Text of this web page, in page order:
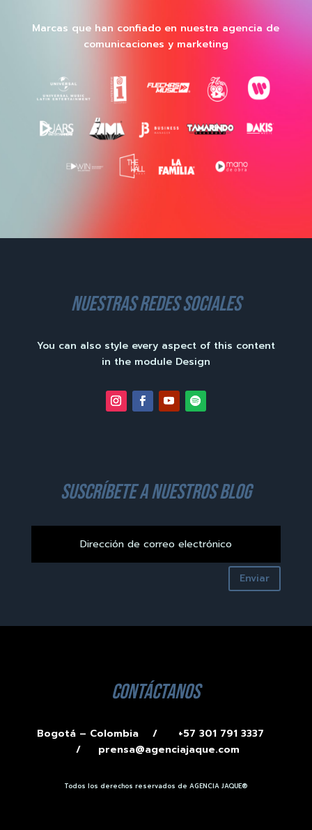
Marcas que han confiado en nuestra agencia de
comunicaciones y marketing
nuestras redes sociales
You can also style every aspect of this content
in the module Design
suscríbete a nuestros blog
Enviar
contáctanos
Bogotá – Colombia /
+57 301 791 3337
/ prensa@agenciajaque.com
Todos los derechos reservados de AGENCIA JAQUE®